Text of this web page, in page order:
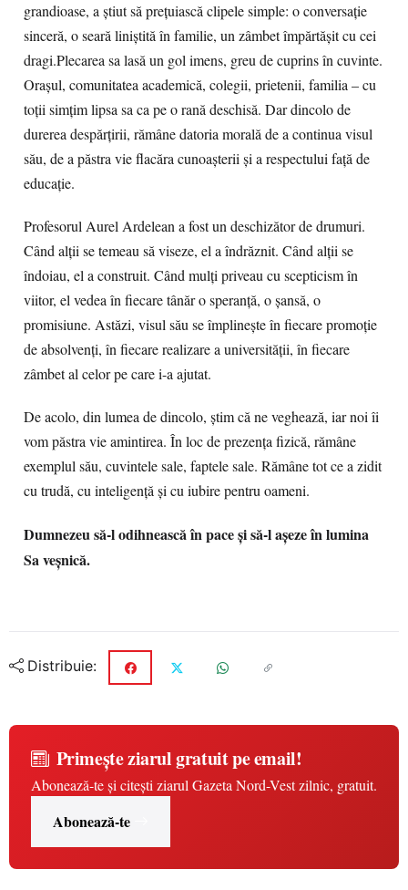
grandioase, a știut să prețuiască clipele simple: o conversație
sinceră, o seară liniștită în familie, un zâmbet împărtășit cu cei
dragi.Plecarea sa lasă un gol imens, greu de cuprins în cuvinte.
Orașul, comunitatea academică, colegii, prietenii, familia – cu
toții simțim lipsa sa ca pe o rană deschisă. Dar dincolo de
durerea despărțirii, rămâne datoria morală de a continua visul
său, de a păstra vie flacăra cunoașterii și a respectului față de
educație.
Profesorul Aurel Ardelean a fost un deschizător de drumuri.
Când alții se temeau să viseze, el a îndrăznit. Când alții se
îndoiau, el a construit. Când mulți priveau cu scepticism în
viitor, el vedea în fiecare tânăr o speranță, o șansă, o
promisiune. Astăzi, visul său se împlinește în fiecare promoție
de absolvenți, în fiecare realizare a universității, în fiecare
zâmbet al celor pe care i-a ajutat.
De acolo, din lumea de dincolo, știm că ne veghează, iar noi îi
vom păstra vie amintirea. În loc de prezența fizică, rămâne
exemplul său, cuvintele sale, faptele sale. Rămâne tot ce a zidit
cu trudă, cu inteligență și cu iubire pentru oameni.
Dumnezeu să-l odihnească în pace și să-l așeze în lumina
Sa veșnică.
Distribuie:
Primește ziarul gratuit pe email!
Abonează-te și citești ziarul Gazeta Nord-Vest zilnic, gratuit.
Abonează-te